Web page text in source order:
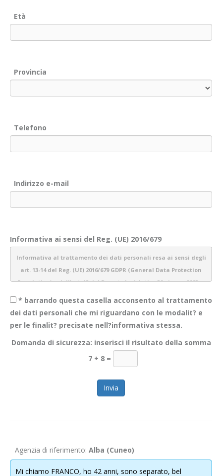
Età
Provincia
Telefono
Indirizzo e-mail
Informativa ai sensi del Reg. (UE) 2016/679
Informativa al trattamento dei dati personali resa ai sensi degli
art. 13-14 del Reg. (UE) 2016/679 GDPR (General Data Protection
Regulation) e dell’art. 13 del Decreto legislativo 30 giugno 2003 n.
1.Introduzione
Obiettivo Incontro S.r.l. è consapevole dell’importanza della protezione
dei dati personali e del rispetto della privacy dei propri utenti. Pertanto
garantiamo sicurezza e riservatezza durante l’elaborazione delle
informazioni personali dei nostri utenti.
informazioni raccolte tramite canali diversi dal presente sito web. Lo
* barrando questa casella acconsento al trattamento
dei dati personali che mi riguardano con le modalit? e
per le finalit? precisate nell?informativa stessa.
Domanda di sicurezza: inserisci il risultato della somma
7 + 8 =
Agenzia di riferimento: Alba (Cuneo)
Mi chiamo FRANCO, ho 42 anni, sono separato, bel